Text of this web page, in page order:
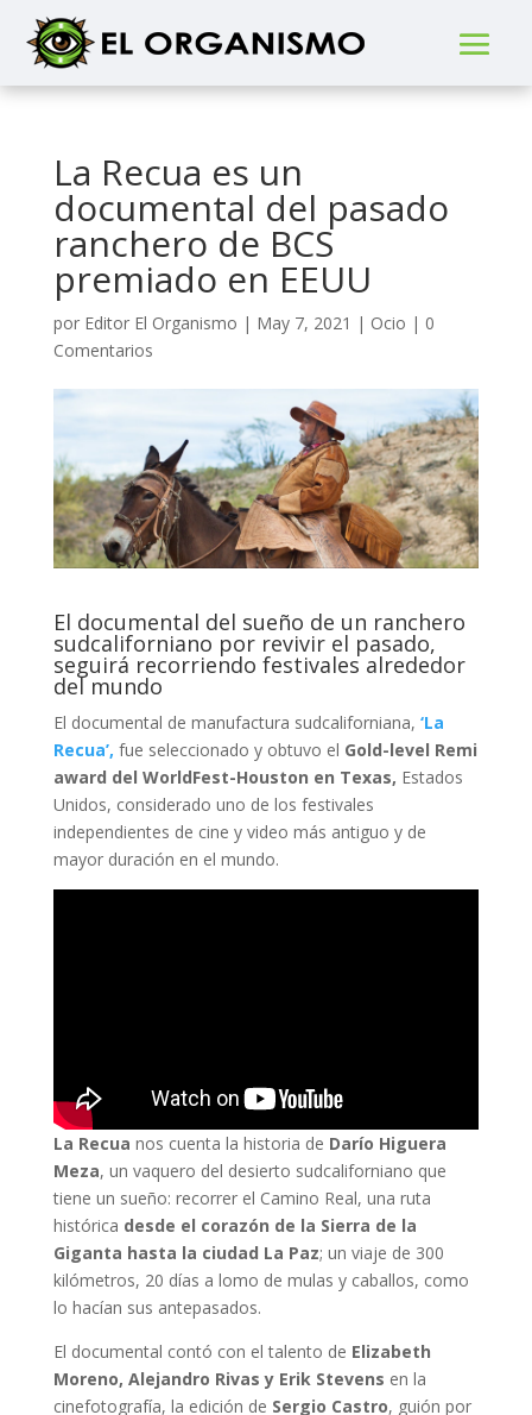
La Recua es un
documental del pasado
ranchero de BCS
premiado en EEUU
por Editor El Organismo | May 7, 2021 | Ocio | 0
Comentarios
El documental del sueño de un ranchero
sudcaliforniano por revivir el pasado,
seguirá recorriendo festivales alrededor
del mundo
El documental de manufactura sudcaliforniana, ‘La
Recua’, fue seleccionado y obtuvo el Gold-level Remi
award del WorldFest-Houston en Texas, Estados
Unidos, considerado uno de los festivales
independientes de cine y video más antiguo y de
mayor duración en el mundo.
La Recua nos cuenta la historia de Darío Higuera
Meza, un vaquero del desierto sudcaliforniano que
tiene un sueño: recorrer el Camino Real, una ruta
histórica desde el corazón de la Sierra de la
Giganta hasta la ciudad La Paz; un viaje de 300
kilómetros, 20 días a lomo de mulas y caballos, como
lo hacían sus antepasados.
El documental contó con el talento de Elizabeth
Moreno, Alejandro Rivas y Erik Stevens en la
cinefotografía, la edición de Sergio Castro, guión por